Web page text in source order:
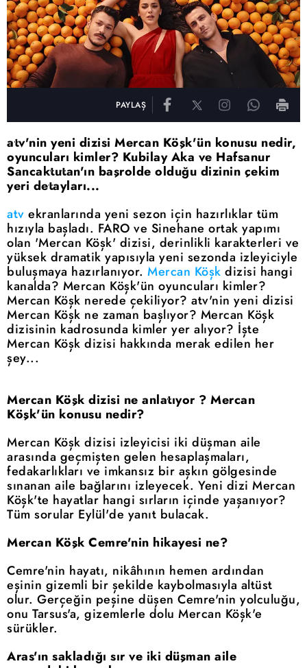
PAYLAŞ
atv'nin yeni dizisi Mercan Köşk'ün konusu nedir,
oyuncuları kimler? Kubilay Aka ve Hafsanur
Sancaktutan'ın başrolde olduğu dizinin çekim
yeri detayları...
atv ekranlarında yeni sezon için hazırlıklar tüm
hızıyla başladı. FARO ve Sinehane ortak yapımı
olan 'Mercan Köşk' dizisi, derinlikli karakterleri ve
yüksek dramatik yapısıyla yeni sezonda izleyiciyle
buluşmaya hazırlanıyor. Mercan Köşk dizisi hangi
kanalda? Mercan Köşk'ün oyuncuları kimler?
Mercan Köşk nerede çekiliyor? atv'nin yeni dizisi
Mercan Köşk ne zaman başlıyor? Mercan Köşk
dizisinin kadrosunda kimler yer alıyor? İşte
Mercan Köşk dizisi hakkında merak edilen her
şey...
Mercan Köşk dizisi ne anlatıyor ? Mercan
Köşk'ün konusu nedir?
Mercan Köşk dizisi izleyicisi iki düşman aile
arasında geçmişten gelen hesaplaşmaları,
fedakarlıkları ve imkansız bir aşkın gölgesinde
sınanan aile bağlarını izleyecek. Yeni dizi Mercan
Köşk'te hayatlar hangi sırların içinde yaşanıyor?
Tüm sorular Eylül'de yanıt bulacak.
Mercan Köşk Cemre'nin hikayesi ne?
Cemre'nin hayatı, nikâhının hemen ardından
eşinin gizemli bir şekilde kaybolmasıyla altüst
olur. Gerçeğin peşine düşen Cemre'nin yolculuğu,
onu Tarsus'a, gizemlerle dolu Mercan Köşk'e
sürükler.
Aras'ın sakladığı sır ve iki düşman aile